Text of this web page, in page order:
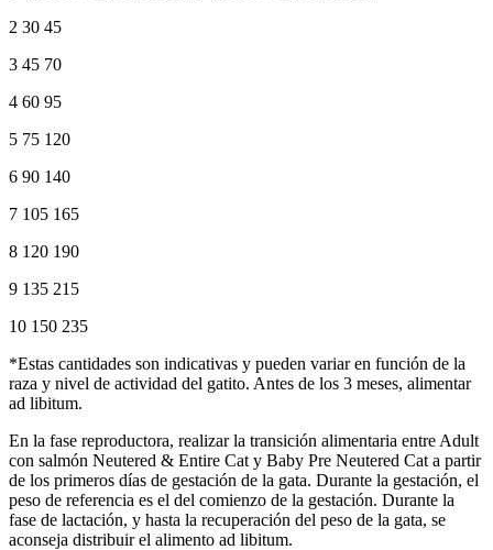
2 30 45
3 45 70
4 60 95
5 75 120
6 90 140
7 105 165
8 120 190
9 135 215
10 150 235
*Estas cantidades son indicativas y pueden variar en función de la
raza y nivel de actividad del gatito. Antes de los 3 meses, alimentar
ad libitum.
En la fase reproductora, realizar la transición alimentaria entre Adult
con salmón Neutered & Entire Cat y Baby Pre Neutered Cat a partir
de los primeros días de gestación de la gata. Durante la gestación, el
peso de referencia es el del comienzo de la gestación. Durante la
fase de lactación, y hasta la recuperación del peso de la gata, se
aconseja distribuir el alimento ad libitum.